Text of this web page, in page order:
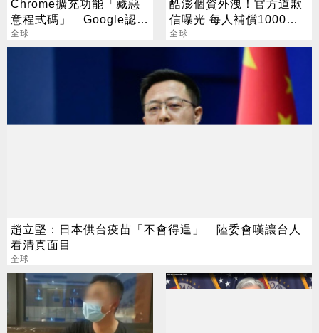
Chrome擴充功能「藏惡
意程式碼」 Google認
了：已下架
全球
酷澎個資外洩！官方道歉
信曝光 每人補償1000元
購物金
全球
趙立堅：日本供台疫苗「不會得逞」 陸委會嘆讓台人
看清真面目
全球